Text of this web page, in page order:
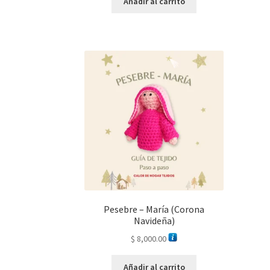
Pesebre – María (Corona
Navideña)
$ 8,000.00
Añadir al carrito